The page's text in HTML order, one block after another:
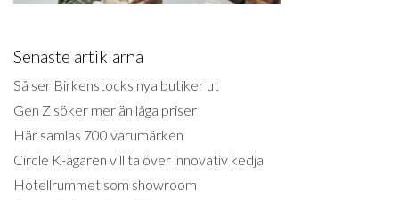
Senaste artiklarna
Så ser Birkenstocks nya butiker ut
Gen Z söker mer än låga priser
Här samlas 700 varumärken
Circle K-ägaren vill ta över innovativ kedja
Hotellrummet som showroom